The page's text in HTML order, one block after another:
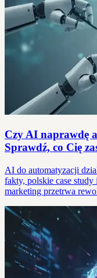
Czy AI naprawdę
Sprawdź, co Cię
AI do automatyzacji
fakty, polskie case
marketing przetrwa